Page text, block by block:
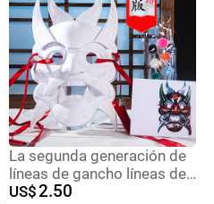
La segunda generación de
líneas de gancho líneas de
dibujo blanco máscara
US$2.50